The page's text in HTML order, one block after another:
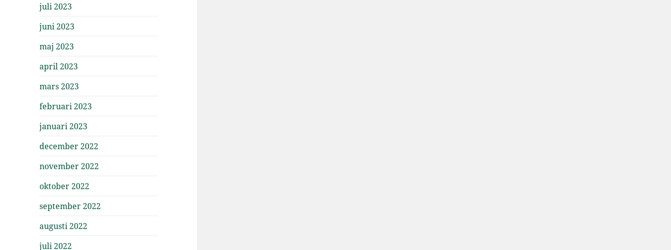
juli 2023
juni 2023
maj 2023
april 2023
mars 2023
februari 2023
januari 2023
december 2022
november 2022
oktober 2022
september 2022
augusti 2022
juli 2022